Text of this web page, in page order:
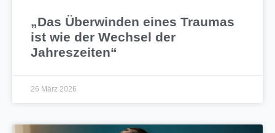
„Das Überwinden eines Traumas
ist wie der Wechsel der
Jahreszeiten“
26 März 2026